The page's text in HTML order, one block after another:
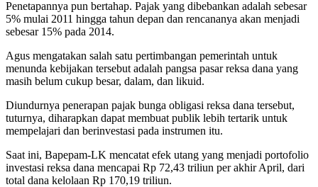
Penetapannya pun bertahap. Pajak yang dibebankan adalah sebesar
5% mulai 2011 hingga tahun depan dan rencananya akan menjadi
sebesar 15% pada 2014.
Agus mengatakan salah satu pertimbangan pemerintah untuk
menunda kebijakan tersebut adalah pangsa pasar reksa dana yang
masih belum cukup besar, dalam, dan likuid.
Diundurnya penerapan pajak bunga obligasi reksa dana tersebut,
tuturnya, diharapkan dapat membuat publik lebih tertarik untuk
mempelajari dan berinvestasi pada instrumen itu.
Saat ini, Bapepam-LK mencatat efek utang yang menjadi portofolio
investasi reksa dana mencapai Rp 72,43 triliun per akhir April, dari
total dana kelolaan Rp 170,19 triliun.